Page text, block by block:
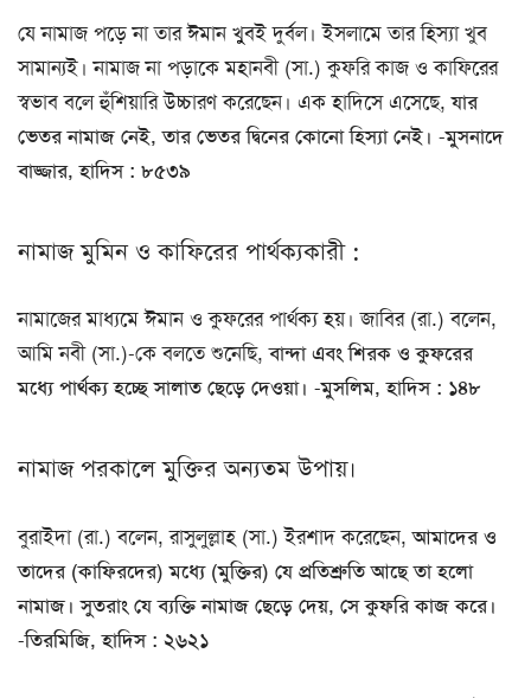
যে নামাজ পড়ে না তার ঈমান খুুবই দুর্বল। ইসলামে তার হিস্যা খুব
সামান্যই। নামাজ না পড়াকে মহানবী (সা.) কুফরি কাজ ও কাফিরের
স্বভাব বলে হুঁশিয়ারি উচ্চারণ করেছেন। এক হাদিসে এসেছে,যার
ভেতর নামাজ নেই, তার ভেতর দ্বিনের কোনো হিস্যা নেই। -মুসনাদে
বাজ্জার, হাদিস : ৮৫৩৯
নামাজ মুমিন ও কাফিরের পার্থক্যকারী :
নামাজের মাধ্যমে ঈমান ও কুফরের পার্থক্য হয়। জাবির (রা.) বলেন,
আমি নবী (সা.)-কে বলতে শুনেছি,বান্দা এবং শিরক ও কুফরের
মধ্যে পার্থক্য হচ্ছে সালাত ছেড়ে দেওয়া। -মুসলিম, হাদিস : ১৪৮
নামাজ পরকালে মুক্তির অন্যতম উপায়।
বুরাইদা (রা.) বলেন, রাসুলুল্লাহ (সা.) ইরশাদ করেছেন,আমাদের ও
তাদের (কাফিরদের) মধ্যে (মুক্তির) যে প্রতিশ্রুতি আছে তা হলো
নামাজ। সুতরাং যে ব্যক্তি নামাজ ছেড়ে দেয়, সে কুফরি কাজ করে।
-তিরমিজি, হাদিস : ২৬২১